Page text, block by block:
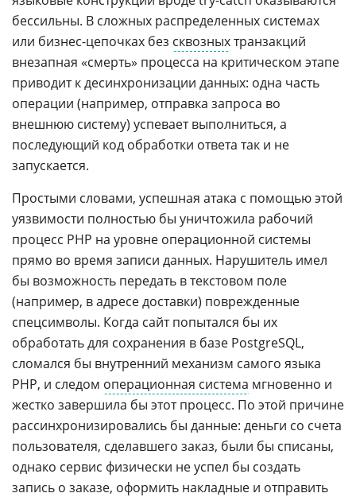
бессильны. В сложных распределенных системах
или бизнес-цепочках без сквозныхтранзакций
внезапная «смерть» процесса на критическом этапе
приводит к десинхронизации данных: одна часть
операции (например, отправка запроса во
внешнюю систему) успевает выполниться, а
последующий код обработки ответа так и не
запускается.
Простыми словами, успешная атака с помощью этой
уязвимости полностью бы уничтожила рабочий
процесс PHP на уровне операционной системы
прямо во время записи данных. Нарушитель имел
бы возможность передать в текстовом поле
(например, в адресе доставки) поврежденные
спецсимволы. Когда сайт попытался бы их
обработать для сохранения в базе PostgreSQL,
сломался бы внутренний механизм самого языка
PHP, и следом операционная система мгновенно и
жестко завершила бы этот процесс. По этой причине
рассинхронизировались бы данные: деньги со счета
пользователя, сделавшего заказ, были бы списаны,
однако сервис физически не успел бы создать
запись о заказе, оформить накладные и отправить